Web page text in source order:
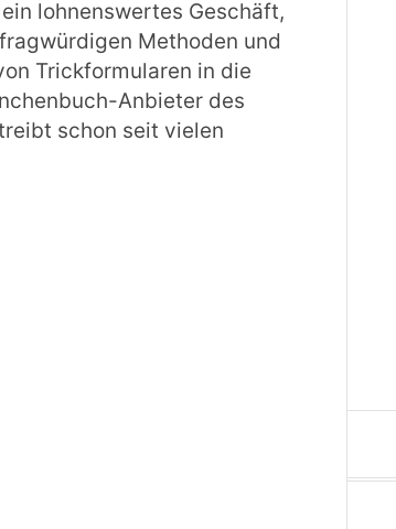
lohnenswertes Geschäft,
Methoden und
Trickformularen in die
Anbieter des
schon seit vielen